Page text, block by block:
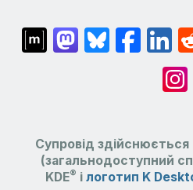
Супровід здійснюється
(загальнодоступний
KDE® і логотип K